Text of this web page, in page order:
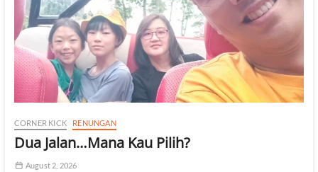
CORNER KICK RENUNGAN
Dua Jalan…Mana Kau Pilih?
August 2, 2026